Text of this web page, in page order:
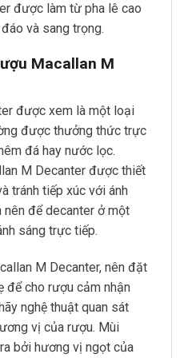
được làm từ pha lê cao
và sang trọng.
Macallan M
được xem là một loại
được thưởng thức trực
đá hay nước lọc.
M Decanter được thiết
tránh tiếp xúc với ánh
để decanter ở một
sáng trực tiếp.
M Decanter, nên đặt
để cho rượu cảm nhận
nghệ thuật quan sát
vị của rượu. Mùi
bởi hương vị ngọt của